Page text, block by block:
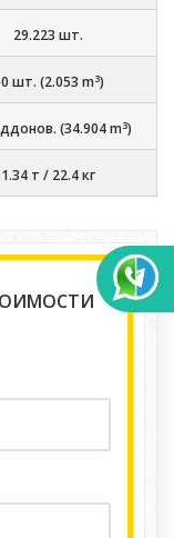
29.223 шт.
шт. (2.053 m3)
(34.904m3)
1.34 т / 22.4 кг